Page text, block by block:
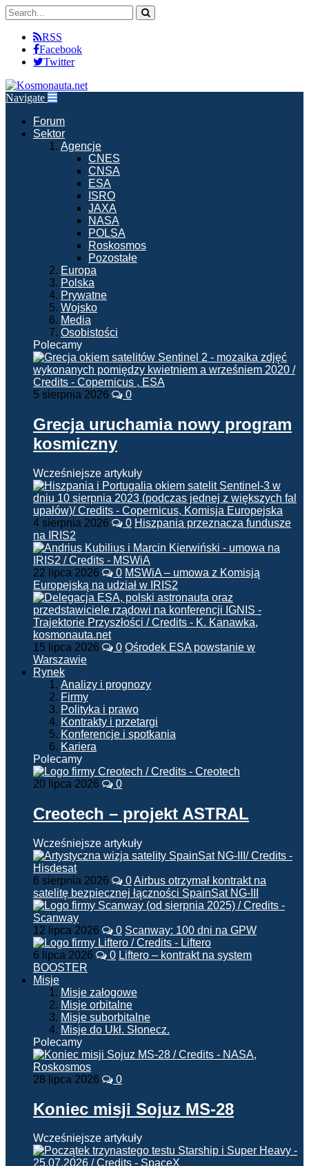
RSS
Facebook
Twitter
Navigate
Forum
Sektor
Agencje
CNES
CNSA
ESA
ISRO
JAXA
NASA
POLSA
Roskosmos
Pozostałe
Europa
Polska
Prywatne
Wojsko
Media
Osobistości
Polecamy
5 sierpnia 2026 0
Grecja uruchamia nowy program
kosmiczny
Wcześniejsze artykuły
4 sierpnia 2026 0 Hiszpania przeznacza fundusze
na IRIS2
22 lipca 2026 0 MSWiA – umowa z Komisją
Europejską na udział w IRIS2
15 lipca 2026 0 Ośrodek ESA powstanie w
Warszawie
Rynek
Analizy i prognozy
Firmy
Polityka i prawo
Kontrakty i przetargi
Konferencje i spotkania
Kariera
Polecamy
20 lipca 2026 0
Creotech – projekt ASTRAL
Wcześniejsze artykuły
6 sierpnia 2026 0Airbus otrzymał kontrakt na
satelitę bezpiecznej łączności SpainSat NG-III
12 lipca 2026 0 Scanway: 100 dni na GPW
6 lipca 2026 0 Liftero – kontrakt na system
BOOSTER
Misje
Misje załogowe
Misje orbitalne
Misje suborbitalne
Misje do Ukł. Słonecz.
Polecamy
28 lipca 2026 0
Koniec misji Sojuz MS-28
Wcześniejsze artykuły